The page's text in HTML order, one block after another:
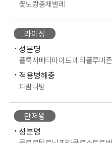
꽃노랑총채벌레
라이징
성분명
플룩사메타마이드.메타플루미존
적용병해충
파밤나방
탄저왕
성분명